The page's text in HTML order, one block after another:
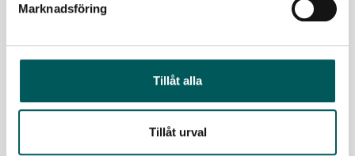
Marknadsföring
Tillåt alla
Tillåt urval